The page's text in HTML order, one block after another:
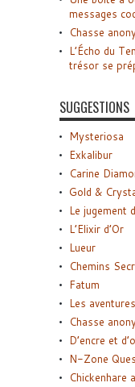
messages
Chasse
L’Écho du
trésor se
SUGGESTIONS
Mysteriosa
Exkalibur
Carine
Gold &
Le jugement
L’Elixir d’Or
Lueur
Chemins
Fatum
Les
Chasse
D’encre et
N-Zone
Chickenhare